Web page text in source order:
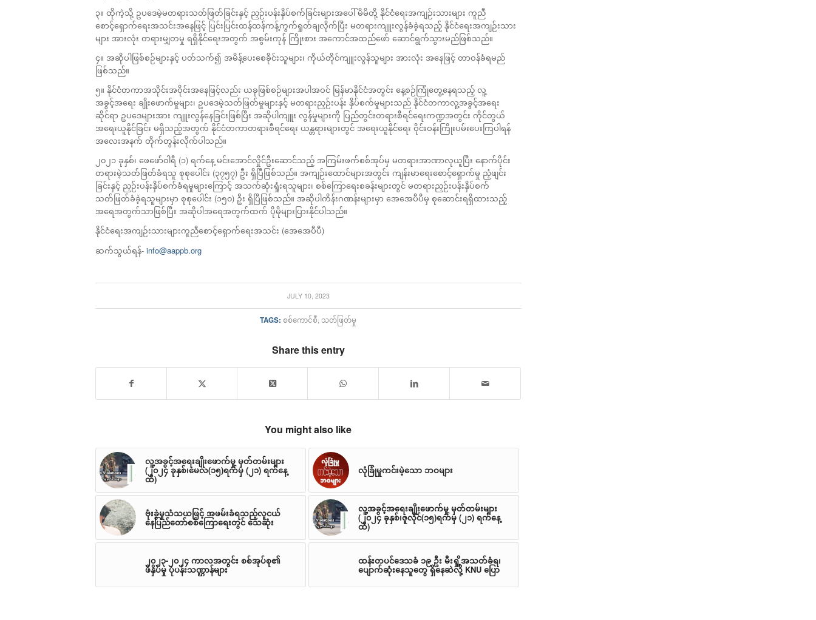
၃။ ထိုကဲ့သို့ ဥပဒေမဲ့မတရားသတ်ဖြတ်ခြင်းနှင့် ညှဉ်းပန်းနှိပ်စက်ခြင်းများအပေါ် မိမိတို့ နိုင်ငံရေးအကျဉ်းသားများ ကူညီ
စောင့်ရှောက်ရေးအသင်းအနေဖြင့် ပြင်းပြင်းထန်ထန်ကန့်ကွက်ရှုတ်ချလိုက်ပြီး မတရားကျူးလွန်ခံခဲ့ရသည့် နိုင်ငံရေးအကျဉ်းသား
များ အားလုံး တရားမျှတမှု ရရှိနိုင်ရေးအတွက် အစွမ်းကုန် ကြိုးစား အကောင်အထည်ဖော် ဆောင်ရွက်သွားမည်ဖြစ်သည်။
၄။ အဆိုပါဖြစ်စဉ်များနှင့် ပတ်သက်၍ အမိန့်ပေးစေခိုင်းသူများ၊ ကိုယ်တိုင်ကျူးလွန်သူများ အားလုံး အနေဖြင့် တာဝန်ခံရမည်
ဖြစ်သည်။
၅။ နိုင်ငံတကာအသိုင်းအဝိုင်းအနေဖြင့်လည်း ယခုဖြစ်စဉ်များအပါအဝင် မြန်မာနိုင်ငံအတွင်း နေ့စဉ်ကြုံတွေ့နေရသည့် လူ့
အခွင့်အရေး ချိုးဖောက်မှုများ၊ ဥပဒေမဲ့သတ်ဖြတ်မှုများနှင့် မတရားညှဉ်းပန်း နှိပ်စက်မှုများသည် နိုင်ငံတကာလူ့အခွင့်အရေး
ဆိုင်ရာ ဥပဒေများအား ကျူးလွန်နေခြင်းဖြစ်ပြီး အဆိုပါကျူး လွန်မှုများကို ပြည်တွင်းတရားစီရင်ရေးကဏ္ဍအတွင်း ကိုင်တွယ်
အရေးယူနိုင်ခြင်း မရှိသည့်အတွက် နိုင်ငံတကာတရားစီရင်ရေး ယန္တရားများတွင် အရေးယူနိုင်ရေး ဝိုင်းဝန်းကြိုးပမ်းပေးကြပါရန်
အလေးအနက် တိုက်တွန်းလိုက်ပါသည်။
၂၀၂၁ ခုနှစ်၊ ဖေဖော်ဝါရီ (၁) ရက်နေ့ မင်းအောင်လှိုင်ဦးဆောင်သည့် အကြမ်းဖက်စစ်အုပ်မှ မတရားအာဏာလုယူပြီး နောက်ပိုင်း
တရားမဲ့သတ်ဖြတ်ခံရသူ စုစုပေါင်း (၃၇၅၇) ဦး ရှိပြီဖြစ်သည်။ အကျဉ်းထောင်များအတွင်း ကျန်းမာရေးစောင့်ရှောက်မှု ညံ့ဖျင်း
ခြင်းနှင့် ညှဉ်းပန်းနှိပ်စက်ခံရမှုများကြောင့် အသက်ဆုံးရှုံးရသူများ၊ စစ်ကြောရေးစခန်းများတွင် မတရားညှဉ်းပန်းနှိပ်စက်
သတ်ဖြတ်ခံခဲ့ရသူများမှာ စုစုပေါင်း (၁၅၀) ဦး ရှိပြီဖြစ်သည်။ အဆိုပါကိန်းဂဏန်းများမှာ အေအေပီပီမှ စုဆောင်းရရှိထားသည့်
အရေအတွက်သာဖြစ်ပြီး အဆိုပါအရေအတွက်ထက် ပိုမိုများပြားနိုင်ပါသည်။
နိုင်ငံရေးအကျဉ်းသားများကူညီစောင့်ရှောက်ရေးအသင်း (အေအေပီပီ)
ဆက်သွယ်ရန်- info@aappb.org
JULY 10, 2023
TAGS: စစ်ကောင်စီ သတ်ဖြတ်မှု
Share this entry
You might also like
လူ့အခွင့်အရေးချိုးဖောက်မှု မှတ်တမ်းများ
(၂၀၂၄ ခုနှစ်၊မေလ(၁၅)ရက်မှ (၂၁) ရက်နေ့
ထိ)
လုံခြုံမှုကင်းမဲ့သော ဘဝများ
ဗုံးခွဲမှုသံသယဖြင့် အဖမ်းခံရသည့်လူငယ်
နေပြည်တော်စစ်ကြောရေးတွင် သေဆုံး
လူ့အခွင့်အရေးချိုးဖောက်မှု မှတ်တမ်းများ
(၂၀၂၄ ခုနှစ်၊ဇူလိုင်(၁၅)ရက်မှ (၂၁) ရက်နေ့
ထိ)
၂၀၂၃-၂၀၂၄ ကာလအတွင်း စစ်အုပ်စု၏
ဖိနှိပ်မှု ပုံပန်းသဏ္ဌာန်များ
ထန်းတပင်ဒေသခံ ၁၉ ဦး မီးရှို့အသတ်ခံရ၊
ပျောက်ဆုံးနေသူတွေ ရှိနေဆဲလို့ KNU ပြော